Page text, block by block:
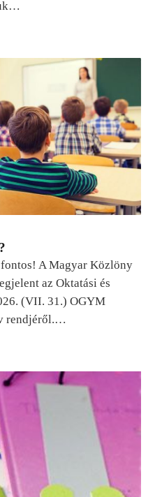
A Magyar Közlöny
az Oktatási és
(VII. 31.) OGYM
rendjéről.…